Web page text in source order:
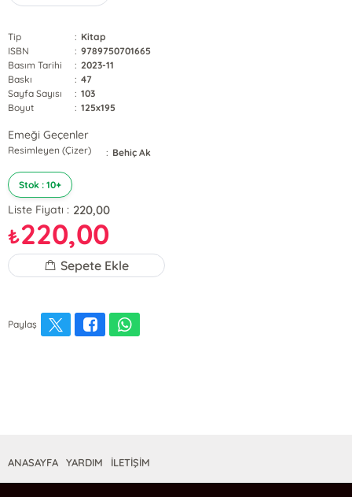
Tip : Kitap
ISBN
: 9789750701665
Basım Tarihi
: 2023-11
Baskı
: 47
Sayfa Sayısı
: 103
Boyut
: 125x195
Emeği Geçenler
Resimleyen (Çizer) : Behiç Ak
Stok : 10+
Liste Fiyatı : 220,00
₺220,00
Sepete Ekle
Paylaş
ANASAYFA YARDIM İLETİŞİM